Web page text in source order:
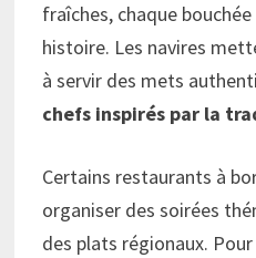
fraîches, chaque
histoire. Les navires
à servir des mets
chefs inspirés par la
Certains restaurants à
organiser des soirées
des plats régionaux.